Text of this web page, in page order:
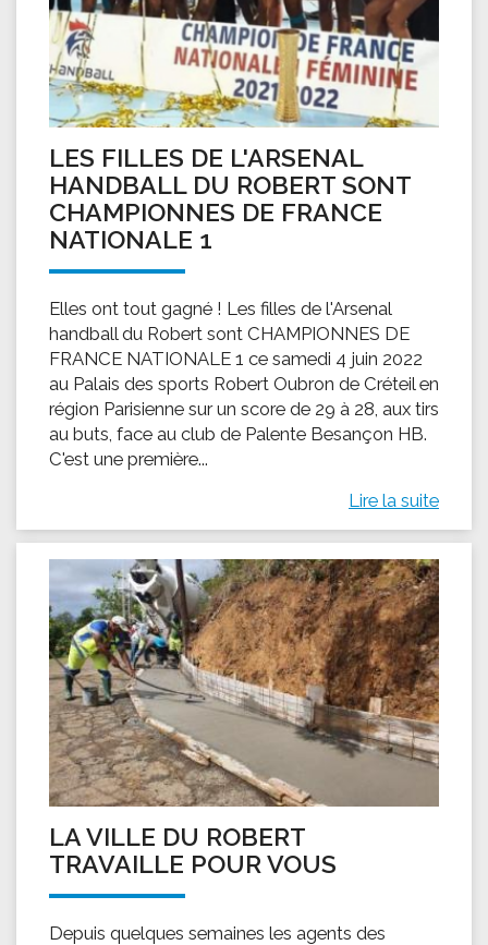
LES FILLES DE L'ARSENAL
HANDBALL DU ROBERT SONT
CHAMPIONNES DE FRANCE
NATIONALE 1
Elles ont tout gagné ! Les filles de l'Arsenal
handball du Robert sont CHAMPIONNES DE
FRANCE NATIONALE 1 ce samedi 4 juin 2022
au Palais des sports Robert Oubron de Créteil en
région Parisienne sur un score de 29 à 28, aux tirs
au buts, face au club de Palente Besançon HB.
C'est une première...
Lire la suite
LA VILLE DU ROBERT
TRAVAILLE POUR VOUS
Depuis quelques semaines les agents des